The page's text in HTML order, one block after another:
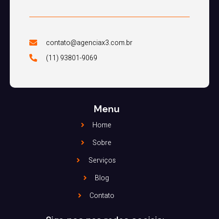
contato@agenciax3.com.br
(11) 93801-9069
Menu
Home
Sobre
Serviços
Blog
Contato